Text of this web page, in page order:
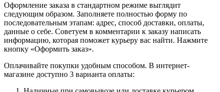
Оформление заказа в стандартном режиме выглядит
следующим образом. Заполняете полностью форму по
последовательным этапам: адрес, способ доставки, оплаты,
данные о себе. Советуем в комментарии к заказу написать
информацию, которая поможет курьеру вас найти. Нажмите
кнопку «Оформить заказ».
Оплачивайте покупки удобным способом. В интернет-
магазине доступно 3 варианта оплаты: